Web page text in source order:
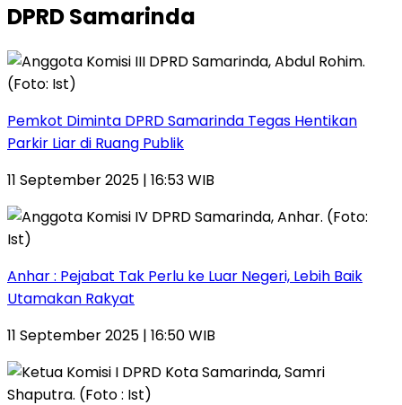
DPRD Samarinda
Pemkot Diminta DPRD Samarinda Tegas Hentikan
Parkir Liar di Ruang Publik
11 September 2025 | 16:53 WIB
Anhar : Pejabat Tak Perlu ke Luar Negeri, Lebih Baik
Utamakan Rakyat
11 September 2025 | 16:50 WIB